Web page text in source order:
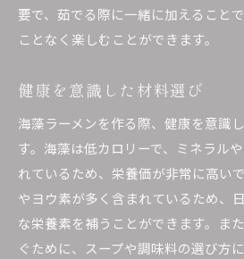
要で、茹でる際に一緒に加えること
ことなく楽しむことができます。
健康を意識した材料選び
海藻ラーメンを作る際、健康を意識
す。海藻は低カロリーで、ミネラル
れているため、栄養価が非常に高い
やヨウ素が多く含まれているため、
な栄養素を補うことができます。ま
ぐために、スープや調味料の選び方